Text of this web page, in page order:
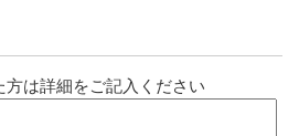
は詳細をご記入ください